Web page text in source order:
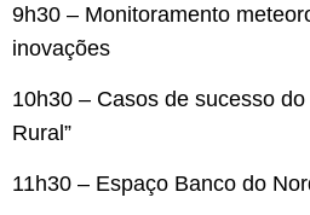
9h30 – Monitoramento
inovações
10h30 – Casos de sucesso
Rural”
11h30 – Espaço Banco do